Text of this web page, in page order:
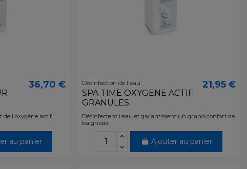
36,70 €
de l'oxygène actif
au panier
Désinfection de l'eau
SPA TIME OXYGENE ACTIF
GRANULES
21,95 €
Désinfectent l'eau et garantissent un grand confort de
baignade
Ajouter au panier